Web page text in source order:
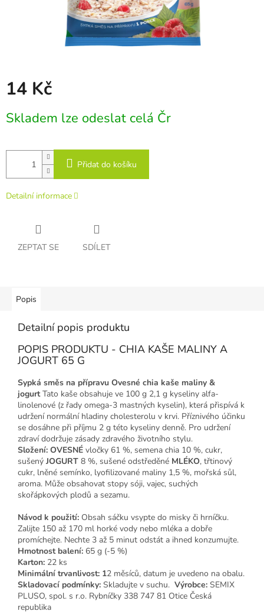
14 Kč
cena:
Skladem lze odeslat celá Čr
Přidat do košíku
Detailní informace
ZEPTAT SE SDÍLET
Popis
Detailní popis produktu
POPIS PRODUKTU - CHIA KAŠE MALINY A
JOGURT 65 G
Sypká směs na přípravu Ovesné chia kaše maliny &
jogurt Tato kaše obsahuje ve 100 g 2,1 g kyseliny alfa-
linolenové (z řady omega-3 mastných kyselin), která přispívá k
udržení normální hladiny cholesterolu v krvi. Příznivého účinku
se dosáhne při příjmu 2 g této kyseliny denně. Pro udržení
zdraví dodržuje zásady zdravého životního stylu.
Složení: OVESNÉ vločky 61 %, semena chia 10 %, cukr,
sušený JOGURT 8 %, sušené odstředěné MLÉKO, třtinový
cukr, lněné semínko, lyofilizované maliny 1,5 %, mořská sůl,
aroma. Může obsahovat stopy sóji, vajec, suchých
skořápkových plodů a sezamu.
Návod k použití: Obsah sáčku vsypte do misky či hrníčku.
Zalijte 150 až 170 ml horké vody nebo mléka a dobře
promíchejte. Nechte 3 až 5 minut odstát a ihned konzumujte.
Hmotnost balení: 65 g (-5 %)
Karton: 22 ks
Minimální trvanlivost: 12 měsíců, datum je uvedeno na obalu.
Skladovací podmínky: Skladujte v suchu. Výrobce: SEMIX
PLUSO, spol. s r.o. Rybníčky 338 747 81 Otice Česká
republika